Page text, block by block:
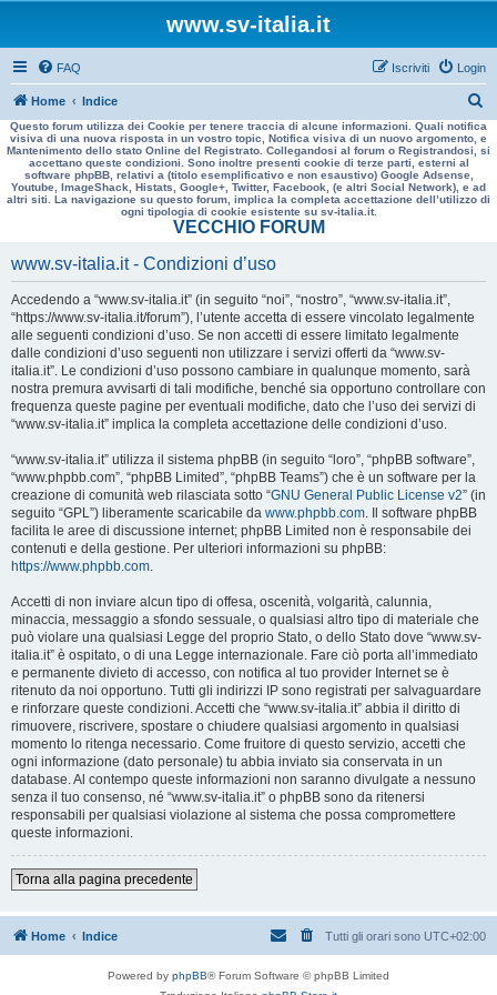
www.sv-italia.it
FAQ Login
Iscriviti
Home Indice
e
r
a
Questo forum utilizza dei Cookie per tenere traccia di alcune informazioni. Quali notifica
visiva di una nuova risposta in un vostro topic, Notifica visiva di un nuovo argomento, e
Mantenimento dello stato Online del Registrato. Collegandosi al forum o Registrandosi, si
accettano queste condizioni. Sono inoltre presenti cookie di terze parti, esterni al
software phpBB, relativi a (titolo esemplificativo e non esaustivo) Google Adsense,
Youtube, ImageShack, Histats, Google+, Twitter, Facebook, (e altri Social Network), e ad
altri siti. La navigazione su questo forum, implica la completa accettazione dell’utilizzo di
ogni tipologia di cookie esistente su sv-italia.it.
VECCHIO FORUM
www.sv-italia.it - Condizioni d’uso
Accedendo a “www.sv-italia.it” (in seguito “noi”, “nostro”, “www.sv-italia.it”,
“https://www.sv-italia.it/forum”), l’utente accetta di essere vincolato legalmente
alle seguenti condizioni d’uso. Se non accetti di essere limitato legalmente
dalle condizioni d’uso seguenti non utilizzare i servizi offerti da “www.sv-
italia.it”. Le condizioni d’uso possono cambiare in qualunque momento, sarà
nostra premura avvisarti di tali modifiche, benché sia opportuno controllare con
frequenza queste pagine per eventuali modifiche, dato che l’uso dei servizi di
“www.sv-italia.it” implica la completa accettazione delle condizioni d’uso.
“www.sv-italia.it” utilizza il sistema phpBB (in seguito “loro”, “phpBB software”,
“www.phpbb.com”, “phpBB Limited”, “phpBB Teams”) che è un software per la
creazione di comunità web rilasciata sotto “GNU General Public License v2” (in
seguito “GPL”) liberamente scaricabile da www.phpbb.com. Il software phpBB
facilita le aree di discussione internet; phpBB Limited non è responsabile dei
contenuti e della gestione. Per ulteriori informazioni su phpBB:
https://www.phpbb.com.
Accetti di non inviare alcun tipo di offesa, oscenità, volgarità, calunnia,
minaccia, messaggio a sfondo sessuale, o qualsiasi altro tipo di materiale che
può violare una qualsiasi Legge del proprio Stato, o dello Stato dove “www.sv-
italia.it” è ospitato, o di una Legge internazionale. Fare ciò porta all’immediato
e permanente divieto di accesso, con notifica al tuo provider Internet se è
ritenuto da noi opportuno. Tutti gli indirizzi IP sono registrati per salvaguardare
e rinforzare queste condizioni. Accetti che “www.sv-italia.it” abbia il diritto di
rimuovere, riscrivere, spostare o chiudere qualsiasi argomento in qualsiasi
momento lo ritenga necessario. Come fruitore di questo servizio, accetti che
ogni informazione (dato personale) tu abbia inviato sia conservata in un
database. Al contempo queste informazioni non saranno divulgate a nessuno
senza il tuo consenso, né “www.sv-italia.it” o phpBB sono da ritenersi
responsabili per qualsiasi violazione al sistema che possa compromettere
queste informazioni.
Torna alla pagina precedente
Home Indice Tutti gli orari sono UTC+02:00
Powered by phpBB® Forum Software © phpBB Limited